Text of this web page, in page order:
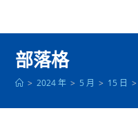
部落格
> 2024 年 > 5 月 > 15 日 >